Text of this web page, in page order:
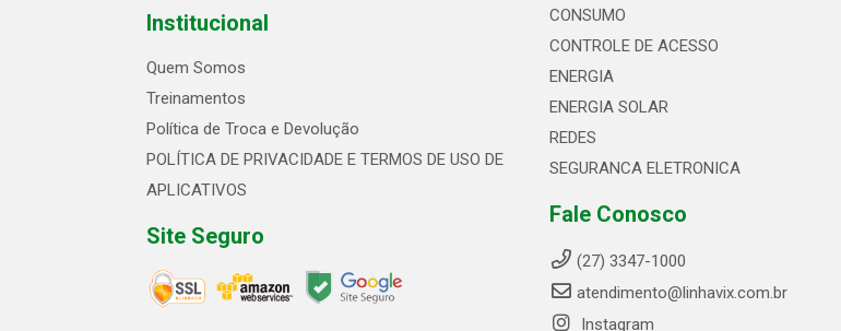
Institucional
Quem Somos
Treinamentos
Política de Troca e Devolução
POLÍTICA DE PRIVACIDADE E TERMOS DE USO DE
APLICATIVOS
Site Seguro
CONSUMO
CONTROLE DE ACESSO
ENERGIA
ENERGIA SOLAR
REDES
SEGURANCA ELETRONICA
Fale Conosco
(27) 3347-1000
atendimento@linhavix.com.br
Instagram